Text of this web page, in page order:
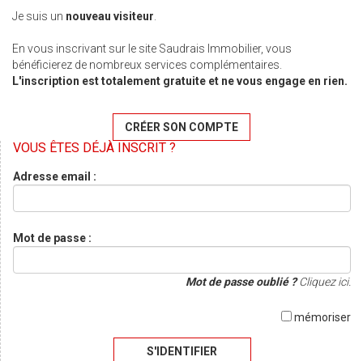
Je suis un nouveau visiteur.
En vous inscrivant sur le site Saudrais Immobilier, vous
bénéficierez de nombreux services complémentaires.
L'inscription est totalement gratuite et ne vous engage en rien.
CRÉER SON COMPTE
VOUS ÊTES DÉJÀ INSCRIT ?
Adresse email :
Mot de passe :
Mot de passe oublié ?Cliquez ici.
mémoriser
S'IDENTIFIER